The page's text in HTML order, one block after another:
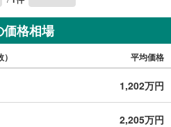
せたライフプランのご提案をさせて
にご相談ください。
価格相場
平均価格
1,202万円
2,205万円